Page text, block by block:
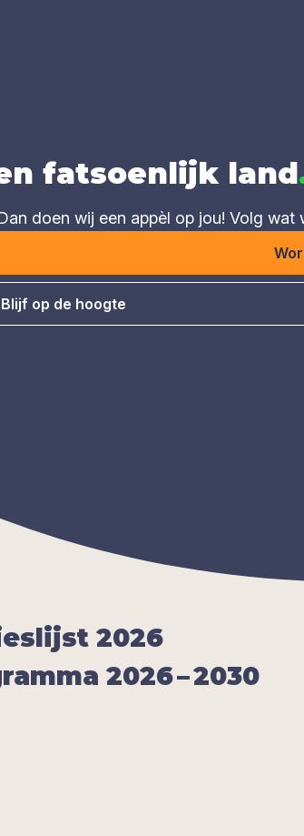
fatsoenlijk land
doen wij een appèl op jou! Volg
Blijf op de hoogte
2026
2026–2030